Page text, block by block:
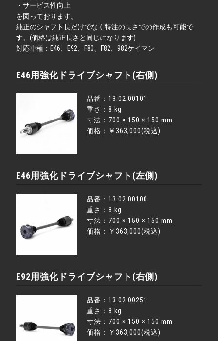
・サービス性向上
を図っております。
純正のシャフト長だけでなく特注の長さでの作成も可能で
す。(価格は純正長さと同じになります)
対応車種：E46、E92、F80、F82、982ケイマン
E46用強化ドライブシャフト(右側)
品番：13.02.00101
重さ：8 kg
寸法：700 × 150 × 150 mm
価格：￥363,000(税込)
E46用強化ドライブシャフト(左側)
品番：13.02.00100
重さ：8 kg
寸法：700 × 150 × 150 mm
価格：￥363,000(税込)
E92用強化ドライブシャフト(右側)
品番：13.02.00251
重さ：8 kg
寸法：700 × 150 × 150 mm
価格：￥363,000(税込)